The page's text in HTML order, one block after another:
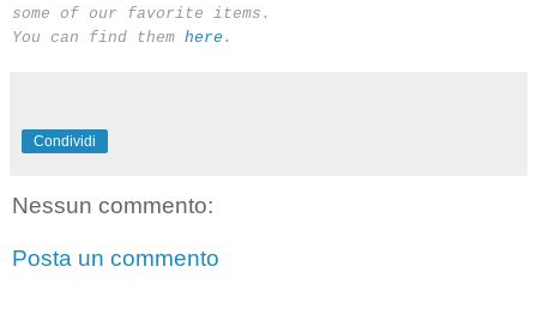
some of our favorite items.
You can find them here .
Condividi
Nessun commento:
Posta un commento